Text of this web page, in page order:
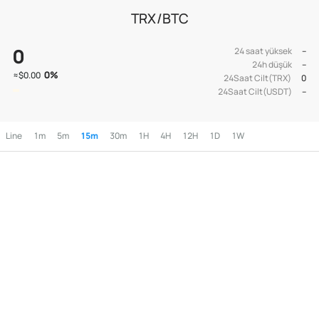
TRX/BTC
0
≈$0.00 0%
24 saat yüksek
--
24h düşük
--
24Saat Cilt(TRX)
0
24Saat Cilt(USDT)
--
Line 1m 5m 15m 30m 1H 4H 12H 1D 1W